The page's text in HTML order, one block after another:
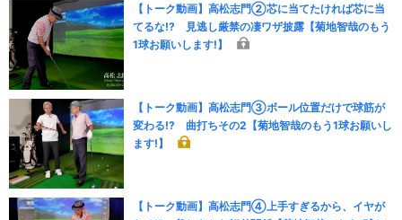
【トーク動画】高松志門②芯に当てたければ芯に当
てるな!? 見逃し厳禁の凄ワザ披露【菊地智哉のもう
1球お願いします!】
【トーク動画】高松志門③ボール位置だけで球筋が
変わる!? 曲打ちその2【菊地智哉のもう1球お願いし
ます!】
【トーク動画】高松志門④上手すぎるから、イヤが